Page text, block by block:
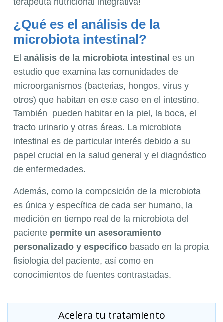
¿Qué es el análisis de la
microbiota intestinal?
El análisis de la microbiota intestinal es un
estudio que examina las comunidades de
microorganismos (bacterias, hongos, virus y
otros) que habitan en este caso en el intestino.
También pueden habitar en la piel, la boca, el
tracto urinario y otras áreas. La microbiota
intestinal es de particular interés debido a su
papel crucial en la salud general y el diagnóstico
de enfermedades.
Además, como la composición de la microbiota
es única y específica de cada ser humano, la
medición en tiempo real de la microbiota del
paciente permite un asesoramiento
personalizado y específico basado en la propia
fisiología del paciente, así como en
conocimientos de fuentes contrastadas.
Acelera tu tratamiento